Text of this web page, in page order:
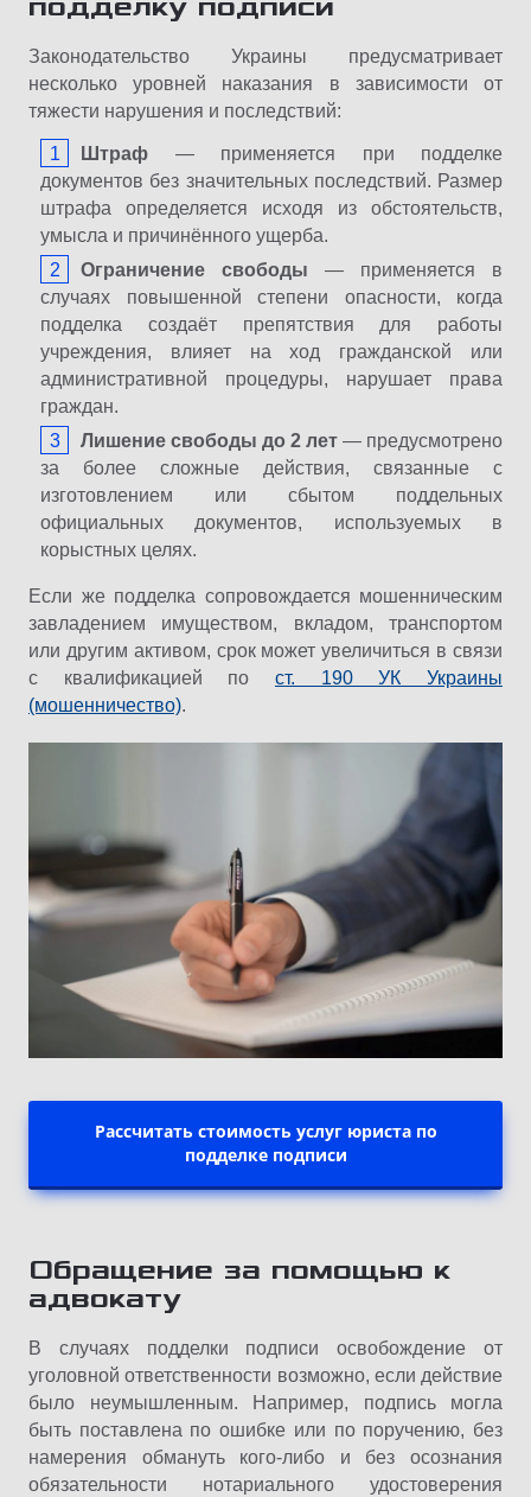
подделку подписи
Законодательство Украины предусматривает
несколько уровней наказания в зависимости от
тяжести нарушения и последствий:
Штраф — применяется при подделке
документов без значительных последствий. Размер
штрафа определяется исходя из обстоятельств,
умысла и причинённого ущерба.
Ограничение свободы — применяется в
случаях повышенной степени опасности, когда
подделка создаёт препятствия для работы
учреждения, влияет на ход гражданской или
административной процедуры, нарушает права
граждан.
Лишение свободы до 2 лет — предусмотрено
за более сложные действия, связанные с
изготовлением или сбытом поддельных
официальных документов, используемых в
корыстных целях.
Если же подделка сопровождается мошенническим
завладением имуществом, вкладом, транспортом
или другим активом, срок может увеличиться в связи
с квалификацией по ст. 190 УК Украины
(мошенничество).
Рассчитать стоимость услуг юриста по
подделке подписи
Обращение за помощью к
адвокату
В случаях подделки подписи освобождение от
уголовной ответственности возможно, если действие
было неумышленным. Например, подпись могла
быть поставлена по ошибке или по поручению, без
намерения обмануть кого-либо и без осознания
обязательности нотариального удостоверения